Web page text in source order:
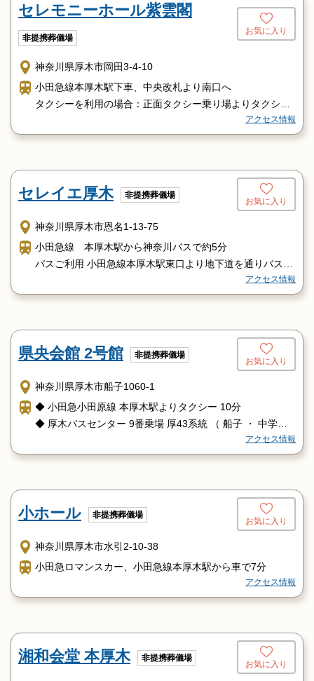
セレモニーホール紫雲閣
非提携葬儀場
お気に入り
神奈川県厚木市岡田3-4-10
小田急線本厚木駅下車、中央改札より南口へ
タクシーを利用の場合：正面タクシー乗り場よりタクシー
バスをご利用の場合：南口バス停１５番のりばより
で下車ください
アクセス情報
セレイエ厚木 非提携葬儀場
お気に入り
神奈川県厚木市恩名1-13-75
小田急線 本厚木駅から神奈川バスで約5分
バスご利用 小田急線本厚木駅東口より地下道を通りバスセ
[４５番森の里行 /４３番森の里行 ]
共に「恩名下」下車、徒歩０分。
アクセス情報
県央会館 2号館 非提携葬儀場
お気に入り
神奈川県厚木市船子1060-1
◆ 小田急小田原線 本厚木駅よりタクシー 10分
◆ 厚木バスセンター 9番乗場 厚43系統 （ 船子 ・ 中学校
「森の里」行に乗車し、「農大入口」バス停で下車 徒歩2
アクセス情報
小ホール 非提携葬儀場
お気に入り
神奈川県厚木市水引2-10-38
小田急ロマンスカー、小田急線本厚木駅から車で7分
アクセス情報
湘和会堂 本厚木 非提携葬儀場
お気に入り